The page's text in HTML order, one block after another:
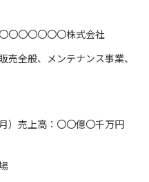
〇〇〇〇〇株式会社
全般、メンテナンス事業、
）売上高：〇〇億〇千万円